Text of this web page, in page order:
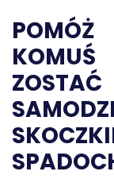
POMÓŻ
KOMUŚ
ZOSTAĆ